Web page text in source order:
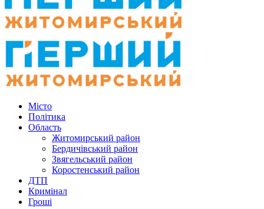
Місто
Політика
Область
Житомирський район
Бердичівський район
Звягельський район
Коростенський район
ДТП
Кримінал
Гроші